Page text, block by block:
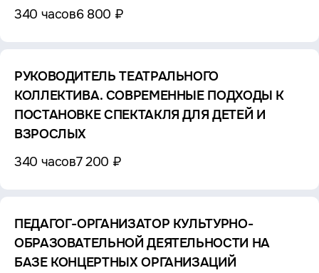
340 часов6 800 ₽
РУКОВОДИТЕЛЬ ТЕАТРАЛЬНОГО
КОЛЛЕКТИВА. СОВРЕМЕННЫЕ ПОДХОДЫ К
ПОСТАНОВКЕ СПЕКТАКЛЯ ДЛЯ ДЕТЕЙ И
ВЗРОСЛЫХ
340 часов7 200 ₽
ПЕДАГОГ-ОРГАНИЗАТОР КУЛЬТУРНО-
ОБРАЗОВАТЕЛЬНОЙ ДЕЯТЕЛЬНОСТИ НА
БАЗЕ КОНЦЕРТНЫХ ОРГАНИЗАЦИЙ